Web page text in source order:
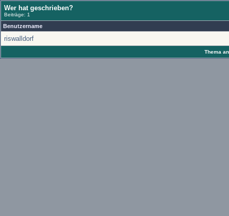
Wer hat geschrieben?
Beiträge: 1
Benutzername
riswalldorf
Thema